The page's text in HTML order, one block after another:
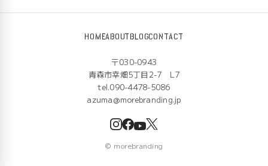
HOMEABOUTBLOGCONTACT
〒030-0943
青森市幸畑5丁目2-7 L7
tel.090-4478-5086
azuma@morebranding.jp
© morebranding